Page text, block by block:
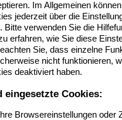
Im Allgemeinen
jederzeit über die
Bitte verwenden Sie die
erfahren, wie Sie diese
Sie, dass einzelne
nicht funktionieren,
deaktiviert haben.
eingesetzte Cookies:
Browsereinstellungen oder